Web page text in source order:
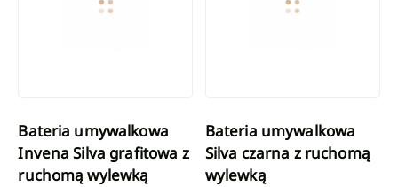
Bateria umywalkowa
Invena Silva grafitowa z
ruchomą wylewką
Bateria umywalkowa
Silva czarna z ruchomą
wylewką